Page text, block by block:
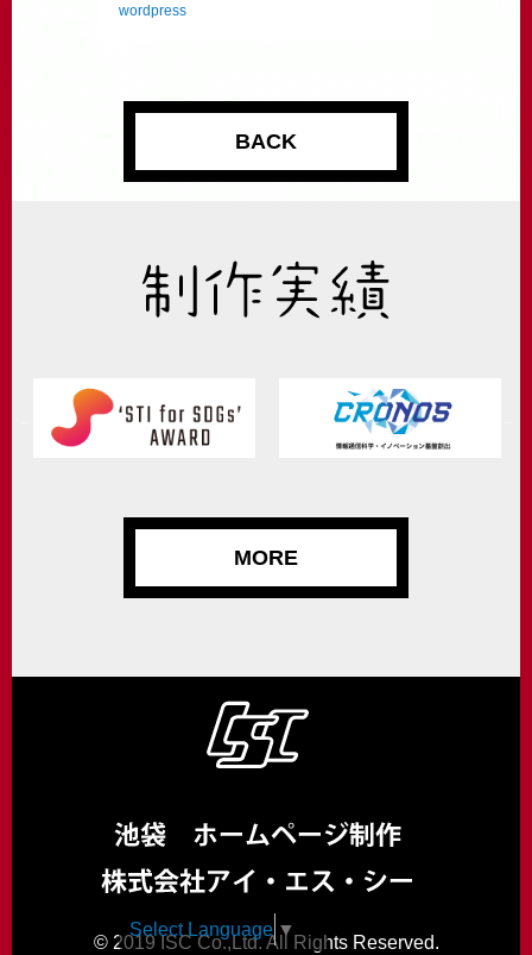
wordpress
BACK
Select Language ▼
MORE
© 2019 ISC Co.,Ltd. All Rights Reserved.